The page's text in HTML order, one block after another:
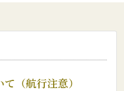
（航行注意）